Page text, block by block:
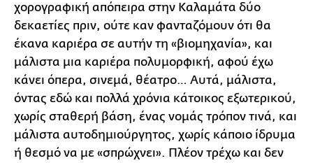
χορογραφική απόπειρα στην Καλαμάτα δύο
δεκαετίες πριν, ούτε καν φανταζόμουν ότι θα
έκανα καριέρα σε αυτήν τη «βιομηχανία», και
μάλιστα μια καριέρα πολυμορφική, αφού έχω
κάνει όπερα, σινεμά, θέατρο… Αυτά, μάλιστα,
όντας εδώ και πολλά χρόνια κάτοικος εξωτερικού,
χωρίς σταθερή βάση, ένας νομάς τρόπον τινά, και
μάλιστα αυτοδημιούργητος, χωρίς κάποιο ίδρυμα
ή θεσμό να με «σπρώχνει». Πλέον τρέχω και δεν